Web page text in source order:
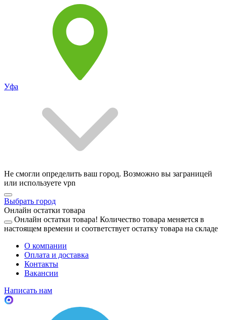
Уфа
Не смогли определить ваш город. Возможно вы заграницей
или используете vpn
Выбрать город
Онлайн остатки товара
Онлайн остатки товара! Количество товара меняется в
настоящем времени и соответствует остатку товара на складе
О компании
Оплата и доставка
Контакты
Вакансии
Написать нам